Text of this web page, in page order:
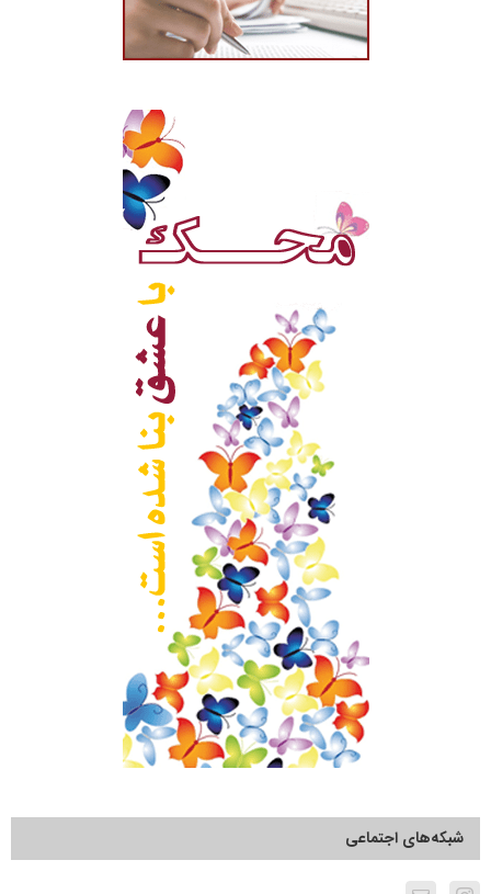
شبکه‌های اجتماعی